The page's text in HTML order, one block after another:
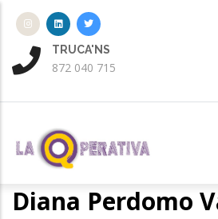
contingut
TRUCA'NS
872 040 715
Diana Perdomo